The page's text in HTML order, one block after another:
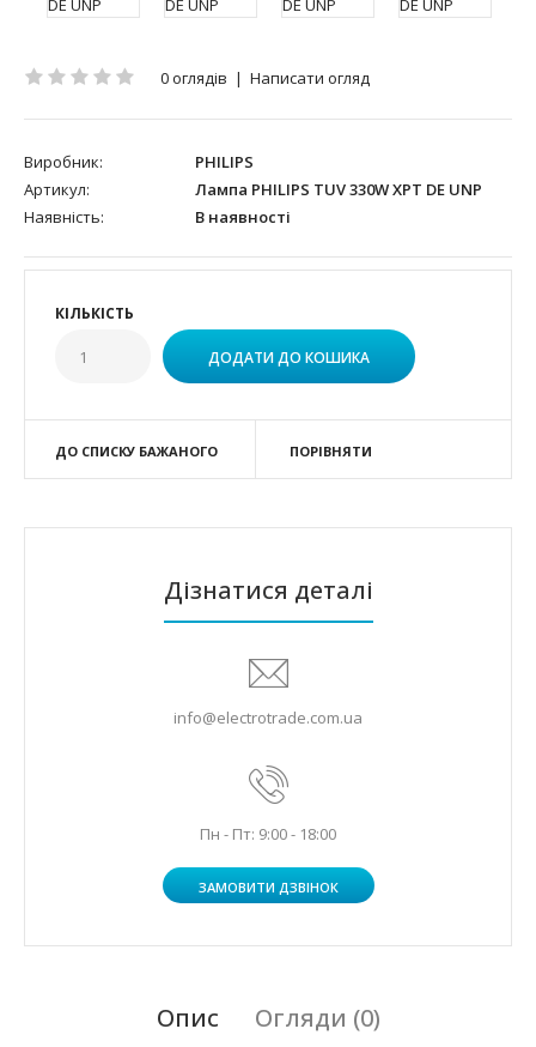
0 оглядів | Написати огляд
Виробник:
PHILIPS
Артикул:
Лампа PHILIPS TUV 330W XPT DE UNP
Наявність:
В наявності
КІЛЬКІСТЬ
ДО СПИСКУ БАЖАНОГО ПОРІВНЯТИ
Дізнатися деталі
info@electrotrade.com.ua
Пн - Пт: 9:00 - 18:00
ЗАМОВИТИ ДЗВІНОК
Опис Огляди (0)